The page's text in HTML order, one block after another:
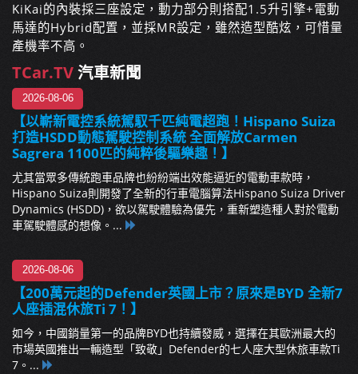
KiKai的內裝採三座設定，動力部分則搭配1.5升引擎+電動
馬達的Hybrid配置，並採MR設定，雖然造型酷炫，可惜量
產機率不高。
TCar.TV汽車新聞
2026-08-06
【以嶄新電控系統駕馭千匹純電超跑！Hispano Suiza
打造HSDD動態駕駛控制系統 全面解放Carmen
Sagrera 1100匹的純粹後驅樂趣！】
尤其當眾多傳統跑車品牌也紛紛端出效能逼近的電動車款時，
Hispano Suiza則開發了全新的行車電腦算法Hispano Suiza Driver
Dynamics (HSDD)，欲以駕駛體驗為優先，重新塑造種人對於電動
車駕駛體感的想像。...
2026-08-06
【200萬元起的Defender英國上市？原來是BYD 全新7
人座插混休旅Ti 7！】
如今，中國銷量第一的品牌BYD也持續發威，選擇在其歐洲最大的
市場英國推出一輛造型「致敬」Defender的七人座大型休旅車款Ti
7。...